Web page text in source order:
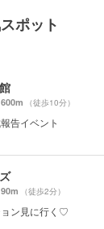
ポット
600m （徒歩10分）
告イベント
90m （徒歩2分）
ン見に行く♡